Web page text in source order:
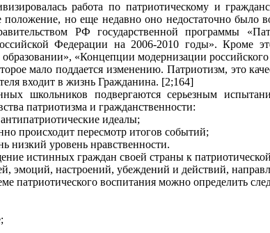
работа по патриотическому и
но еще недавно оно недостаточно было
РФ государственной программы
Федерации на 2006-2010 годы». Кроме
«Концепции модернизации
мало поддается изменению. Патриотизм, это
входит в жизнь Гражданина. [2;164]
школьников подвергаются серьезным
патриотизма и гражданственности:
идеалы;
происходит пересмотр итогов событий;
низкий уровень нравственности.
истинных граждан своей страны к
эмоций, настроений, убеждений и действий,
патриотического воспитания можно определить